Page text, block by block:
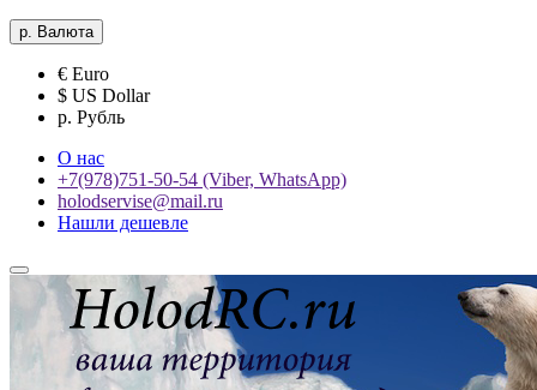
р. Валюта
€ Euro
$ US Dollar
р. Рубль
О нас
+7(978)751-50-54 (Viber, WhatsApp)
holodservise@mail.ru
Нашли дешевле